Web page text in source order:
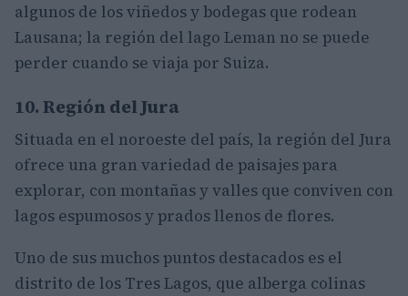
algunos de los viñedos y bodegas que rodean
Lausana; la región del lago Leman no se puede
perder cuando se viaja por Suiza.
10. Región del Jura
Situada en el noroeste del país, la región del Jura
ofrece una gran variedad de paisajes para
explorar, con montañas y valles que conviven con
lagos espumosos y prados llenos de flores.
Uno de sus muchos puntos destacados es el
distrito de los Tres Lagos, que alberga colinas